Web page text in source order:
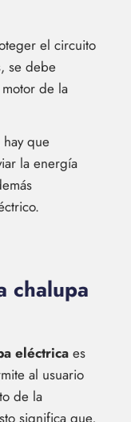
el circuito
se debe
de la
que
la energía
chalupa
eléctrica es
al usuario
de la
significa que,